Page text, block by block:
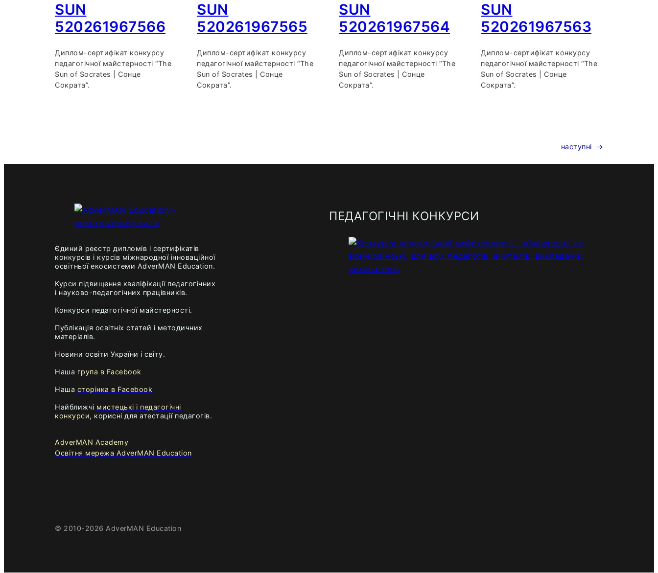
SUN
520261967566
Диплом-сертифікат конкурсу
педагогічної майстерності “The
Sun of Socrates | Сонце
Сократа”.
SUN
520261967565
Диплом-сертифікат конкурсу
педагогічної майстерності “The
Sun of Socrates | Сонце
Сократа”.
SUN
520261967564
Диплом-сертифікат конкурсу
педагогічної майстерності “The
Sun of Socrates | Сонце
Сократа”.
SUN
520261967563
Диплом-сертифікат конкурсу
педагогічної майстерності “The
Sun of Socrates | Сонце
Сократа”.
наступні →
Єдиний реєстр дипломів і сертифікатів
конкурсів і курсів міжнародної інноваційної
освітньої екосистеми AdverMAN Education.
Курси підвищення кваліфікації педагогічних
і науково-педагогічних працівників.
Конкурси педагогічної майстерності.
Публікація освітніх статей і методичних
матеріалів.
Новини освіти України і світу.
Наша група в Facebook
Наша сторінка в Facebook
Найближчі мистецькі і педагогічні
конкурси, корисні для атестації педагогів.
AdverMAN Academy
Освітня мережа AdverMAN Education
ПЕДАГОГІЧНІ КОНКУРСИ
© 2010-2026 AdverMAN Education